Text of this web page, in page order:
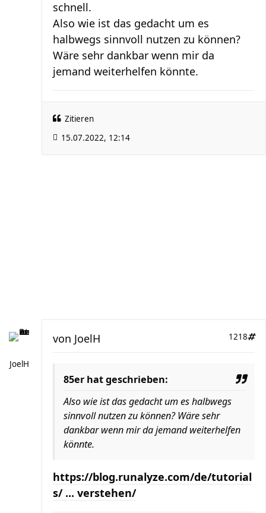
schnell.
Also wie ist das gedacht um es
halbwegs sinnvoll nutzen zu können?
Wäre sehr dankbar wenn mir da
jemand weiterhelfen könnte.
Zitieren
15.07.2022, 12:14
JoelH
1218
von JoelH
85er hat geschrieben:
Also wie ist das gedacht um es halbwegs
sinnvoll nutzen zu können? Wäre sehr
dankbar wenn mir da jemand weiterhelfen
könnte.
https://blog.runalyze.com/de/tutorial
s/ ... verstehen/